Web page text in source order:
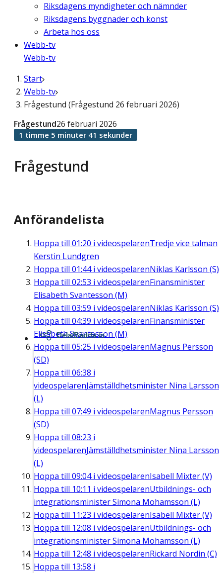
Riksdagens myndigheter och nämnder
Riksdagens byggnader och konst
Arbeta hos oss
Webb-tv
Webb-tv
Start
Webb-tv
Frågestund (Frågestund 26 februari 2026)
Frågestund
Frågestund26 februari 2026
1 timme 5 minuter 41 sekunder
Anförandelista
Hoppa till 01:20 i videospelarenTredje vice talman
Kerstin Lundgren
Hoppa till 01:44i videospelarenNiklas Karlsson (S)
Hoppa till 02:53 i videospelarenFinansminister
Elisabeth Svantesson (M)
Hoppa till 03:59 i videospelarenNiklas Karlsson (S)
Hoppa till 04:39 i videospelarenFinansminister
Elisabeth Svantesson (M)
Hoppa till 05:25 i videospelarenMagnus Persson
(SD)
Hoppa till 06:38 i
videospelarenJämställdhetsminister Nina Larsson
(L)
Hoppa till 07:49 i videospelarenMagnus Persson
(SD)
Hoppa till 08:23 i
videospelarenJämställdhetsminister Nina Larsson
(L)
Hoppa till 09:04i videospelarenIsabell Mixter (V)
Hoppa till 10:11 i videospelarenUtbildnings- och
integrationsminister Simona Mohamsson (L)
Hoppa till 11:23 i videospelarenIsabell Mixter (V)
Hoppa till 12:08 i videospelarenUtbildnings- och
integrationsminister Simona Mohamsson (L)
Hoppa till 12:48 i videospelarenRickard Nordin (C)
Hoppa till 13:58 i
Dela/Bädda in